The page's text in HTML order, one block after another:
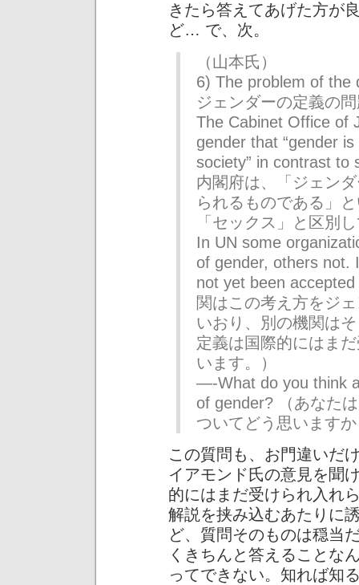
きたら答えてあげた方が
ど… で、次。
（山本氏）
6) The problem of the
ジェンダーの定義の
The Cabinet Office of
gender that “gender
society” in contrast to
内閣府は、「ジェン
られるものである」
「セックス」と区別
In UN some
of gender, others not.
not yet been
関はこの考え方をジ
いおり、別の機関は
定義は国際的にはま
います。）
—-What do you think
of gender? （あなた
ついてどう思います
この質問も、お門違いだ
イアモンド氏の意見を聞
的にはまだ受けられ入れ
解説を挟み込むあたりに
ど、質問そのものは穏当
くきちんと答えることな
ってできない。知れば知